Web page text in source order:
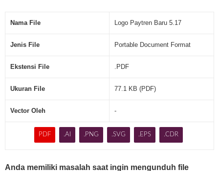
Nama File Logo Paytren Baru 5.17
Jenis File Portable Document Format
Ekstensi File .PDF
Ukuran File 77.1 KB (PDF)
Vector Oleh -
PDF .AI .PNG .SVG .EPS .CDR
Anda memiliki masalah saat ingin mengunduh file